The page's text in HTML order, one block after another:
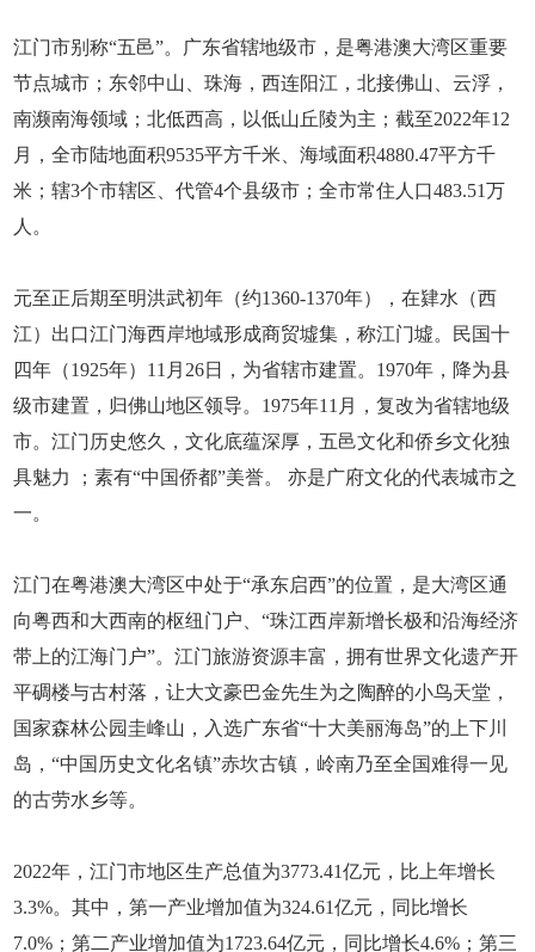
江门市别称“五邑”。广东省辖地级市，是粤港澳大湾区重要
节点城市；东邻中山、珠海，西连阳江，北接佛山、云浮，
南濒南海领域；北低西高，以低山丘陵为主；截至2022年12
月，全市陆地面积9535平方千米、海域面积4880.47平方千
米；辖3个市辖区、代管4个县级市；全市常住人口483.51万
人。
元至正后期至明洪武初年（约1360-1370年），在肄水（西
江）出口江门海西岸地域形成商贸墟集，称江门墟。民国十
四年（1925年）11月26日，为省辖市建置。1970年，降为县
级市建置，归佛山地区领导。1975年11月，复改为省辖地级
市。江门历史悠久，文化底蕴深厚，五邑文化和侨乡文化独
具魅力 ；素有“中国侨都”美誉。 亦是广府文化的代表城市之
一。
江门在粤港澳大湾区中处于“承东启西”的位置，是大湾区通
向粤西和大西南的枢纽门户、“珠江西岸新增长极和沿海经济
带上的江海门户”。江门旅游资源丰富，拥有世界文化遗产开
平碉楼与古村落，让大文豪巴金先生为之陶醉的小鸟天堂，
国家森林公园圭峰山，入选广东省“十大美丽海岛”的上下川
岛，“中国历史文化名镇”赤坎古镇，岭南乃至全国难得一见
的古劳水乡等。
2022年，江门市地区生产总值为3773.41亿元，比上年增长
3.3%。其中，第一产业增加值为324.61亿元，同比增长
7.0%；第二产业增加值为1723.64亿元，同比增长4.6%；第三